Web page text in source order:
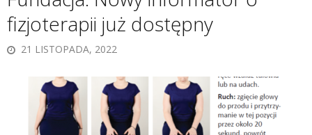
fizjoterapii już dostępny
21 LISTOPADA, 2022